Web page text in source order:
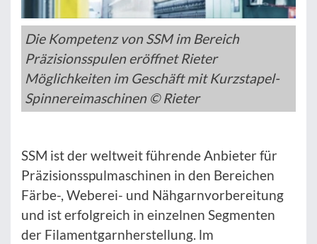
Die Kompetenz von SSM im Bereich
Präzisionsspulen eröffnet Rieter
Möglichkeiten im Geschäft mit Kurzstapel-
Spinnereimaschinen © Rieter
SSM ist der weltweit führende Anbieter für
Präzisionsspulmaschinen in den Bereichen
Färbe-, Weberei- und Nähgarnvorbereitung
und ist erfolgreich in einzelnen Segmenten
der Filamentgarnherstellung. lm